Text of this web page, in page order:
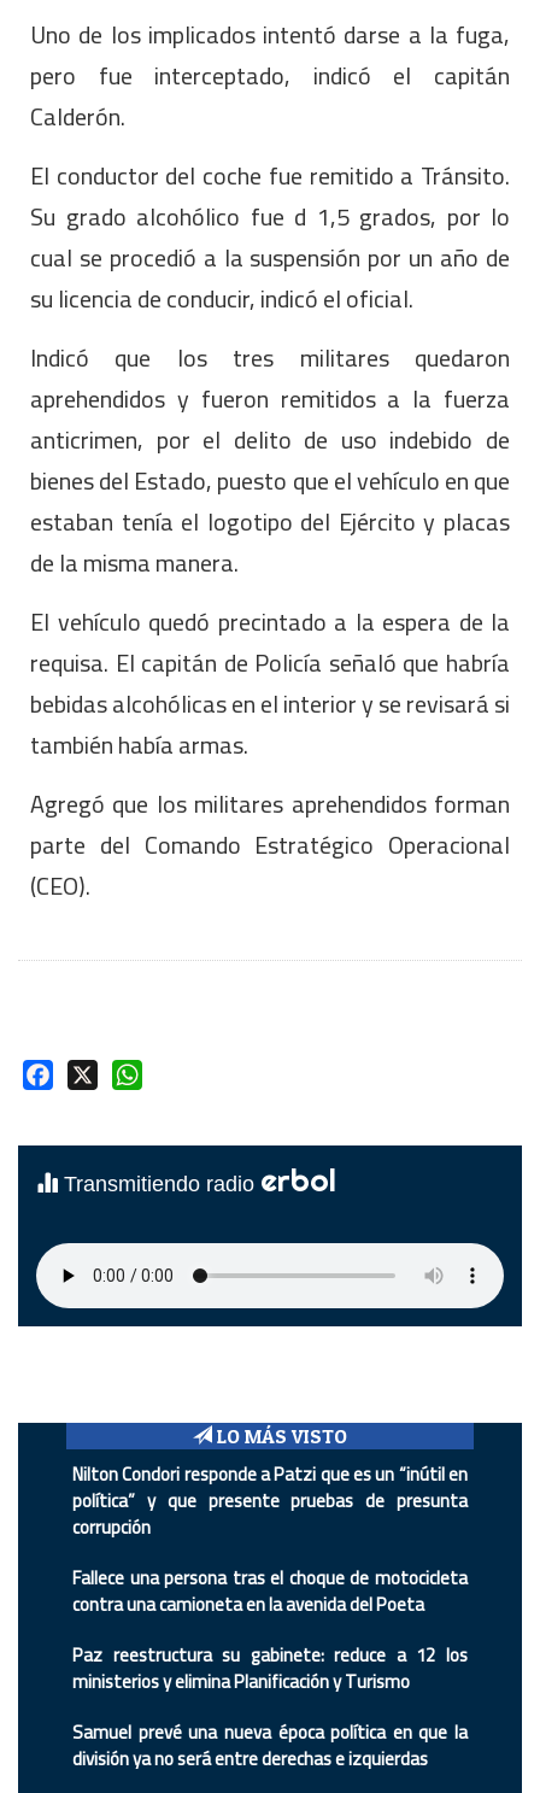
Uno de los implicados intentó darse a la fuga,
pero fue interceptado, indicó el capitán
Calderón.
El conductor del coche fue remitido a Tránsito.
Su grado alcohólico fue d 1,5 grados, por lo
cual se procedió a la suspensión por un año de
su licencia de conducir, indicó el oficial.
Indicó que los tres militares quedaron
aprehendidos y fueron remitidos a la fuerza
anticrimen, por el delito de uso indebido de
bienes del Estado, puesto que el vehículo en que
estaban tenía el logotipo del Ejército y placas
de la misma manera.
El vehículo quedó precintado a la espera de la
requisa. El capitán de Policía señaló que habría
bebidas alcohólicas en el interior y se revisará si
también había armas.
Agregó que los militares aprehendidos forman
parte del Comando Estratégico Operacional
(CEO).
Facebook
Transmitiendo radio erbol
LO MÁS VISTO
Nilton Condori responde a Patzi que es un “inútil en
política” y que presente pruebas de presunta
corrupción
Fallece una persona tras el choque de motocicleta
contra una camioneta en la avenida del Poeta
Paz reestructura su gabinete: reduce a 12 los
ministerios y elimina Planificación y Turismo
Samuel prevé una nueva época política en que la
división ya no será entre derechas e izquierdas